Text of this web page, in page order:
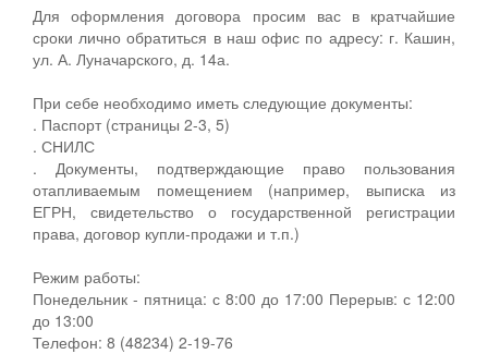
Для оформления договора просим вас в кратчайшие
сроки лично обратиться в наш офис по адресу: г. Кашин,
ул. А. Луначарского, д. 14а.
При себе необходимо иметь следующие документы:
. Паспорт (страницы 2-3, 5)
. СНИЛС
. Документы, подтверждающие право пользования
отапливаемым помещением (например, выписка из
ЕГРН, свидетельство о государственной регистрации
права, договор купли-продажи и т.п.)
Режим работы:
Понедельник - пятница: с 8:00 до 17:00 Перерыв: с 12:00
до 13:00
Телефон: 8 (48234) 2-19-76